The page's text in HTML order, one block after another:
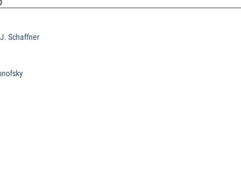
Schaffner